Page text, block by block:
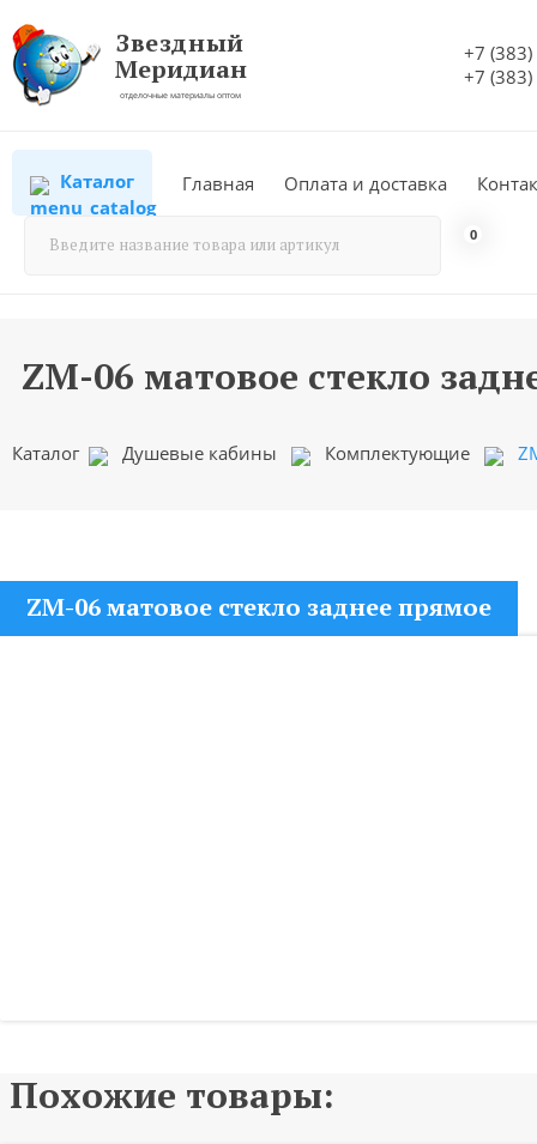
Звездный
Меридиан
отделочные материалы оптом
+7
+7
Каталог Главная Оплата и доставка
0
ZM-06 матовое стекло
Каталог Душевые кабины Комплектующие
ZM-06 матовое стекло заднее прямое
Похожие товары: